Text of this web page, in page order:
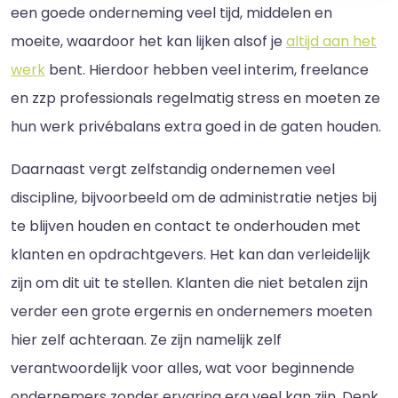
een goede onderneming veel tijd, middelen en
moeite, waardoor het kan lijken alsof jealtijd aan het
werk bent. Hierdoor hebben veel interim, freelance
en zzp professionals regelmatig stress en moeten ze
hun werk privébalans extra goed in de gaten houden.
Daarnaast vergt zelfstandig ondernemen veel
discipline, bijvoorbeeld om de administratie netjes bij
te blijven houden en contact te onderhouden met
klanten en opdrachtgevers. Het kan dan verleidelijk
zijn om dit uit te stellen. Klanten die niet betalen zijn
verder een grote ergernis en ondernemers moeten
hier zelf achteraan. Ze zijn namelijk zelf
verantwoordelijk voor alles, wat voor beginnende